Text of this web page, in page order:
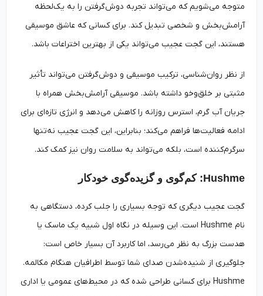
متوجه می‌شویم که می‌تواند تجربه دوش‌گرفتن را به یک‌لحظه
آرامش‌بخش و شخصی تبدیل کند. برای کسانی که عاشق موسیقی
هستند، این گجت عجیب می‌تواند یکی از بهترین اختراعات باشد.
از نظر روان‌شناسی، ترکیب موسیقی و دوش‌گرفتن می‌تواند تأثیر
مثبتی بر خلق‌وخو داشته باشد. موسیقی آرامش‌بخش همراه با
جریان آب گرم، استرس روزانه را کاهش می‌دهد و انرژی تازه‌ای برای
ادامه فعالیت‌ها فراهم می‌کند؛ بنابراین، این گجت عجیب نه‌تنها
سرگرم‌کننده است، بلکه می‌تواند به سلامت روان نیز کمک کند.
Hushme: کم‌گوی و گزیده‌گوی خودکار
گجت عجیب دیگری که توجه بسیاری را جلب کرده، دستگاهی به
نام Hushme است. این وسیله در نگاه اول شبیه یک ماسک یا
هدست بزرگ به نظر می‌رسد، اما کاربرد آن بسیار خاص است:
جلوگیری از شنیده‌شدن صدای شما توسط اطرافیان هنگام مکالمه.
Hushme برای کسانی طراحی شده که در محیط‌های عمومی یا اداری